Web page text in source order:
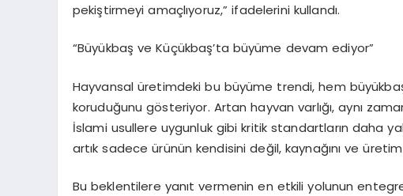
pekiştirmeyi amaçlıyoruz,” ifadelerini kullandı.
“Büyükbaş ve Küçükbaş’ta büyüme devam ediyor”
Hayvansal üretimdeki bu büyüme trendi, hem
koruduğunu gösteriyor. Artan hayvan varlığı, aynı
İslami usullere uygunluk gibi kritik standartların daha
artık sadece ürünün kendisini değil, kaynağını ve
Bu beklentilere yanıt vermenin en etkili yolunun